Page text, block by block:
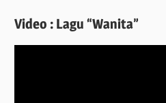
Video : Lagu “Wanita”